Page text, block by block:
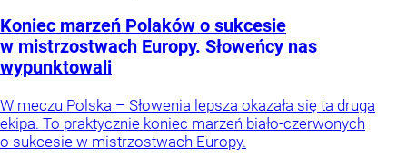
Koniec marzeń Polaków o sukcesie
w mistrzostwach Europy. Słoweńcy nas
wypunktowali
W meczu Polska – Słowenia lepsza okazała się ta druga
ekipa. To praktycznie koniec marzeń biało-czerwonych
o sukcesie w mistrzostwach Europy.